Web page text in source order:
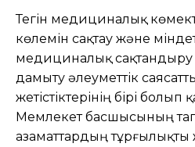
Тегін медициналық
көлемін сақтау және
медициналық сақтандыру
дамыту әлеуметтік
жетістіктерінің бірі
Мемлекет басшысының
азаматтардың тұрғылықты